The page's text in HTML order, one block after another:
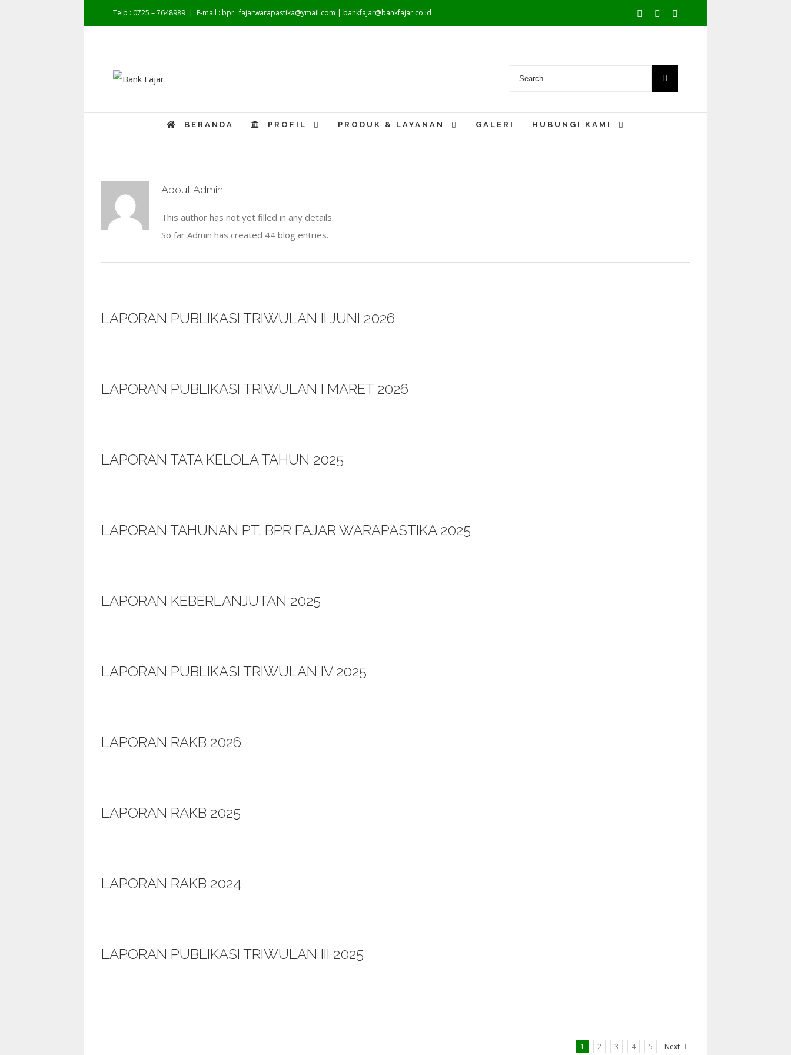
Telp : 0725 – 7648989 | E-mail : bpr_ fajarwarapastika@ymail.com | bankfajar@bankfajar.co.id Facebook
Youtube
BERANDA PROFIL PRODUK & LAYANAN GALERI HUBUNGI KAMI
About Admin
This author has not yet filled in any details.
So far Admin has created 44 blog entries.
LAPORAN PUBLIKASI TRIWULAN II JUNI 2026
LAPORAN PUBLIKASI TRIWULAN I MARET 2026
LAPORAN TATA KELOLA TAHUN 2025
LAPORAN TAHUNAN PT. BPR FAJAR WARAPASTIKA 2025
LAPORAN KEBERLANJUTAN 2025
LAPORAN PUBLIKASI TRIWULAN IV 2025
LAPORAN RAKB 2026
LAPORAN RAKB 2025
LAPORAN RAKB 2024
LAPORAN PUBLIKASI TRIWULAN III 2025
1 2 3 4 5 Next